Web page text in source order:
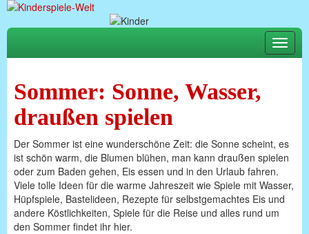
Toggle
Sommer: Sonne, Wasser,
draußen spielen
Der Sommer ist eine wunderschöne Zeit: die Sonne scheint, es
ist schön warm, die Blumen blühen, man kann draußen spielen
oder zum Baden gehen, Eis essen und in den Urlaub fahren.
Viele tolle Ideen für die warme Jahreszeit wie Spiele mit Wasser,
Hüpfspiele, Bastelideen, Rezepte für selbstgemachtes Eis und
andere Köstlichkeiten, Spiele für die Reise und alles rund um
den Sommer findet ihr hier.